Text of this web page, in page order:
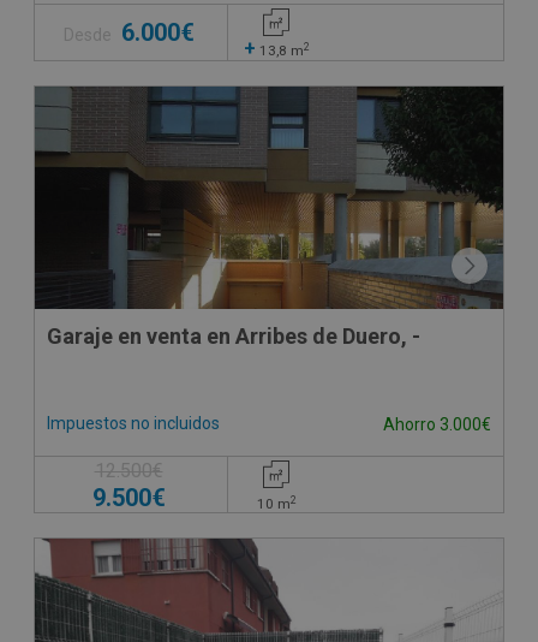
Desde 6.000€
+ 13,8 m2
Garaje en venta en Arribes de Duero, -
Impuestos no incluidos Ahorro 3.000€
12.500€
9.500€ 10 m2